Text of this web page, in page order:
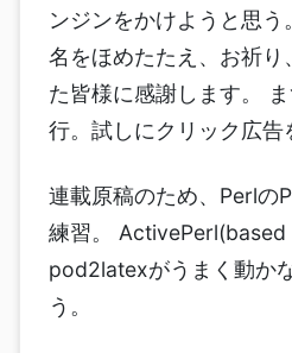
ンジンをかけようと思
名をほめたたえ、お祈り
た皆様に感謝します。
行。試しにクリック広告
連載原稿のため、Perlの
練習。
pod2latexがうまく動か
う。